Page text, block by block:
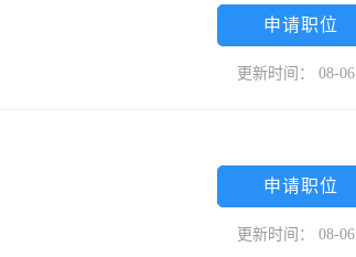
申请职位
更新时间： 08-06
申请职位
更新时间： 08-06